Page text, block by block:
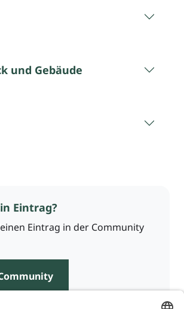
und Gebäude
Eintrag?
Eintrag in der Community